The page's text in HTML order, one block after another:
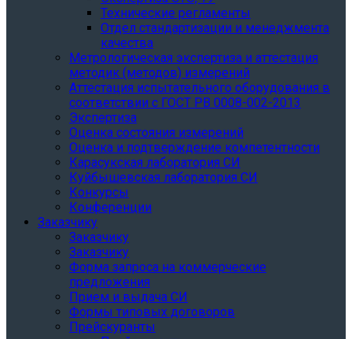
Технические регламенты
Отдел стандартизации и менеджмента
качества
Метрологическая экспертиза и аттестация
методик (методов) измерений
Аттестация испытательного оборудования в
соответствии с ГОСТ РВ 0008-002-2013
Экспертиза
Оценка состояния измерений
Оценка и подтверждение компетентности
Карасукская лаборатория СИ
Куйбышевская лаборатория СИ
Конкурсы
Конференции
Заказчику
Заказчику
Заказчику
Форма запроса на коммерческие
предложения
Прием и выдача СИ
Формы типовых договоров
Прейскуранты